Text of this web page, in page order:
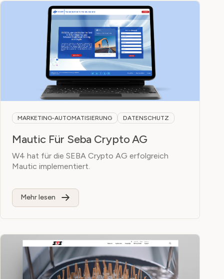
MARKETING-AUTOMATISIERUNG DATENSCHUTZ
Mautic Für Seba Crypto AG
W4 hat für die SEBA Crypto AG erfolgreich
Mautic implementiert.
Mehr lesen